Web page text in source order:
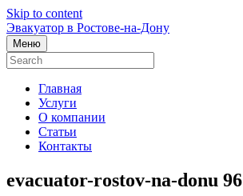
Skip to content
Эвакуатор в Ростове-на-Дону
Меню
Главная
Услуги
О компании
Статьи
Контакты
evacuator-rostov-na-donu 96